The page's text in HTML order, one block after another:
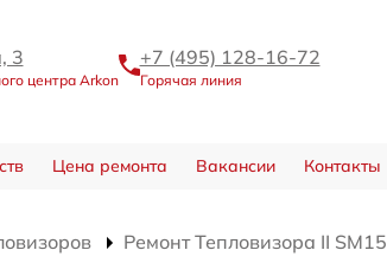
3
центра Arkon
+7 (495) 128-16-72
Горячая линия
Цена ремонта Вакансии Контакты
Ремонт Тепловизора II SM15